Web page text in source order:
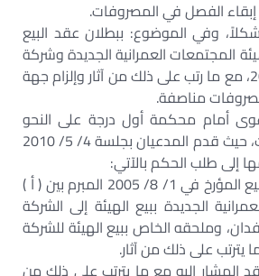
الفصل في المصروفات.
وفي الموضوع: ببطلان عقد البيع
المجتمعات العمرانية الجديدة وشركة
( أ ) المؤرخ 1/ 8/ 2005، مع ما رتب على ذلك من آثار وإلزام جهة
مناصفة.
أمام محكمة أول درجة على النحو
الثابت بمحضر الجلسات، حيث قدم المدعيان بجلسة 4/ 5/ 2010
إلى طلب الحكم بالآتي:
(أصليًا): بطلان عقد البيع المؤرخ في 1/ 8/ 2005 المبرم بين ( أ )
الجديدة ببيع الهيئة إلى الشركة
وملحقه الخاص ببيع الهيئة للشركة
يترتب على ذلك من آثار.
المشار إليه مع ما يترتب على ذلك من